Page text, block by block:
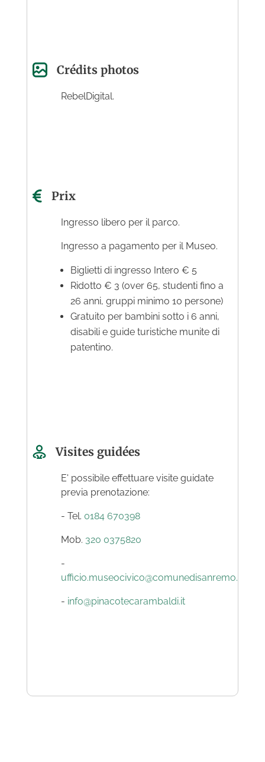
Crédits photos
RebelDigital.
Prix
Ingresso libero per il parco.
Ingresso a pagamento per il Museo.
Biglietti di ingresso Intero € 5
Ridotto € 3 (over 65, studenti fino a
26 anni, gruppi minimo 10 persone)
Gratuito per bambini sotto i 6 anni,
disabili e guide turistiche munite di
patentino.
Visites guidées
E' possibile effettuare visite guidate
previa prenotazione:
- Tel. 0184 670398
Mob. 320 0375820
-
ufficio.museocivico@comunedisanremo.it
- info@pinacotecarambaldi.it